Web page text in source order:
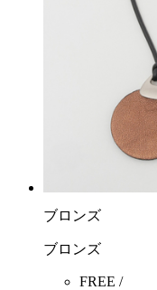
ブロンズ
ブロンズ
FREE /